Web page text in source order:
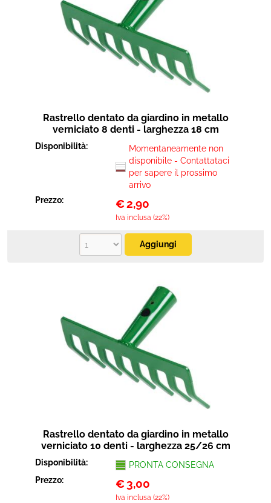
Rastrello dentato da giardino in metallo
verniciato 8 denti - larghezza 18 cm
Disponibilità:
Momentaneamente non
disponibile - Contattataci
per sapere il prossimo
arrivo
Prezzo:
€2,90
Iva inclusa (22%)
Rastrello dentato da giardino in metallo
verniciato 10 denti - larghezza 25/26 cm
Disponibilità:
PRONTA CONSEGNA
Prezzo:
€ 3,00
Iva inclusa (22%)